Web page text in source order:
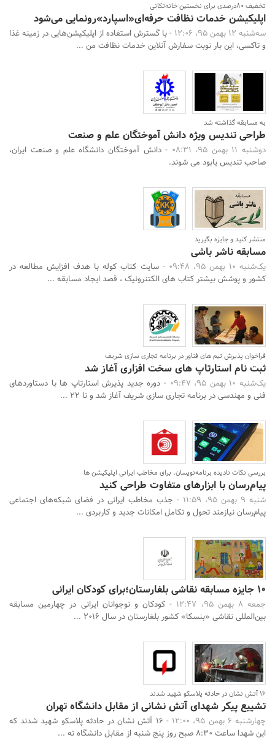
تخفیف 80درصدی برای نخستین خانه‌تکانی
اپلیکیشن خدمات نظافت حرفه‌ای«اسپارد»رونمایی می‌شود
سه‌شنبه 12 بهمن 95، 12:06 -
با گسترش استفاده از اپلیکیشن‌هایی در زمینه غذا
و تاکسی، این بار نوبت سفارش آنلاین خدمات نظافت من ...
به مسابقه گذاشته شد
طراحی تندیس ویژه دانش آموختگان علم و صنعت
دوشنبه 11 بهمن 95، 08:31 -
دانش آموختگان دانشگاه علم و صنعت ایران،
صاحب تندیس یابود می شوند.
منتشر کنید و جایزه بگیرید
مسابقه ناشر باشی
یک‌شنبه 10 بهمن 95، 09:48 -
سایت کتاب کوله با هدف افزایش مطالعه در
کشور و پوشش بیشتر کتاب های الکتنرونیک ، قصد ایجاد مسابقه ...
فراخوان پذیرش تیم های فناور در برنامه تجاری سازی شریف
ثبت نام استارتاپ های سخت افزاری آغاز شد
یک‌شنبه 10 بهمن 95، 09:47 -
دوره جدید پذیرش استارتاپ ها با دستاوردهای
فنی و مهندسی در برنامه تجاری سازی شریف آغاز شد و تا 22 ...
بررسی نکات نادیده برنامه‌نویسان، برای مخاطب ایرانی اپلیکیشن ها
پیام‌رسان با ابزارهای متفاوت طراحی کنید
شنبه 9 بهمن 95، 11:59 -
جذب مخاطب ایرانی در فضای شبکه‌های اجتماعی
پیام‌رسان نیازمند تحول و تکامل امکانات جدید و کاربردی ...
10 جایزه مسابقه نقاشی بلغارستان؛برای کودکان ایرانی
جمعه 8 بهمن 95، 12:47 -
کودکان و نوجوانان ایرانی در چهارمین مسابقه‌
بین‌المللی نقاشی «بنسکا» کشور بلغارستان در سال 2016 ...
16 آتش نشان در حادثه پلاسکو شهید شدند
تشییع پیکر شهدای آتش نشانی از مقابل دانشگاه تهران
چهارشنبه 6 بهمن 95، 12:00 -
16 آتش نشان در حادثه پلاسکو شهید شدند که
این شهدا ساعت 8:30 صبح روز پنج شنبه از مقابل دانشگاه ته ...